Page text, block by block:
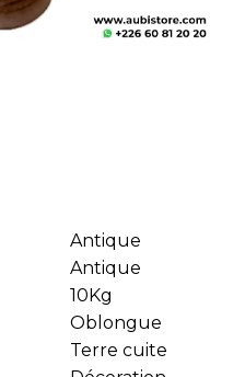
Antique
Antique
10Kg
Oblongue
Terre cuite